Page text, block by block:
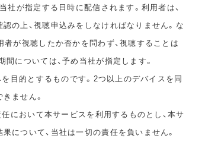
が指定する日時に配信されます。利用者は、
の上、視聴申込みをしなければなりません。な
者が視聴したか否かを問わず、視聴することは
については、予め当社が指定します。
目的とするものです。2つ以上のデバイスを同
ません。
において本サービスを利用するものとし、本サ
について、当社は一切の責任を負いません。